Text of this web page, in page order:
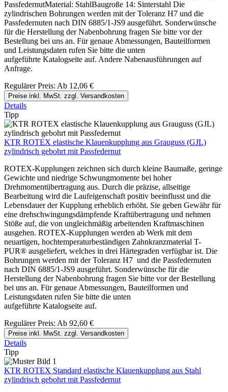
PassfedernutMaterial: StahlBaugroße 14: Sinterstahl Die
zylindrischen Bohrungen werden mit der Toleranz H7 und die
Passfedernuten nach DIN 6885/1-JS9 ausgeführt. Sonderwünsche
für die Herstellung der Nabenbohrung fragen Sie bitte vor der
Bestellung bei uns an. Für genaue Abmessungen, Bauteilformen
und Leistungsdaten rufen Sie bitte die unten
aufgeführte Katalogseite auf. Andere Nabenausführungen auf
Anfrage.
Regulärer Preis: Ab 12,06 €
Preise inkl. MwSt. zzgl. Versandkosten
Details
Tipp
KTR ROTEX elastische Klauenkupplung aus Grauguss (GJL)
zylindrisch gebohrt mit Passfedernut
ROTEX-Kupplungen zeichnen sich durch kleine Baumaße, geringe
Gewichte und niedrige Schwungmomente bei hoher
Drehmomentübertragung aus. Durch die präzise, allseitige
Bearbeitung wird die Laufeigenschaft positiv beeinflusst und die
Lebensdauer der Kupplung erheblich erhöht. Sie geben Gewähr für
eine drehschwingungsdämpfende Kraftübertragung und nehmen
Stöße auf, die von ungleichmäßig arbeitenden Kraftmaschinen
ausgehen. ROTEX-Kupplungen werden ab Werk mit dem
neuartigen, hochtemperaturbeständigen Zahnkranzmaterial T-
PUR® ausgeliefert, welches in drei Härtegraden verfügbar ist. Die
Bohrungen werden mit der Toleranz H7 und die Passfedernuten
nach DIN 6885/1-JS9 ausgeführt. Sonderwünsche für die
Herstellung der Nabenbohrung fragen Sie bitte vor der Bestellung
bei uns an. Für genaue Abmessungen, Bauteilformen und
Leistungsdaten rufen Sie bitte die unten
aufgeführte Katalogseite auf.
Regulärer Preis: Ab 92,60 €
Preise inkl. MwSt. zzgl. Versandkosten
Details
Tipp
KTR ROTEX Standard elastische Klauenkupplung aus Stahl
zylindrisch gebohrt mit Passfedernut